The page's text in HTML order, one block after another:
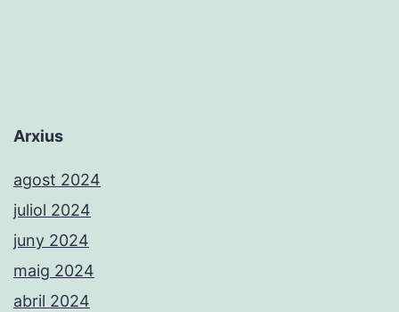
Arxius
agost 2024
juliol 2024
juny 2024
maig 2024
abril 2024